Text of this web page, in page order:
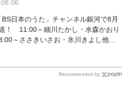
BS日本のうた」チャンネル銀河で8月
！ 11:00～細川たかし・水森かおり
～ささきいさお・氷川きよし他登
Recommended by